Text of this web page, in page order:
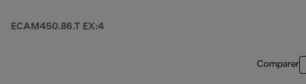
ECAM450.86.T EX:4
Comparer